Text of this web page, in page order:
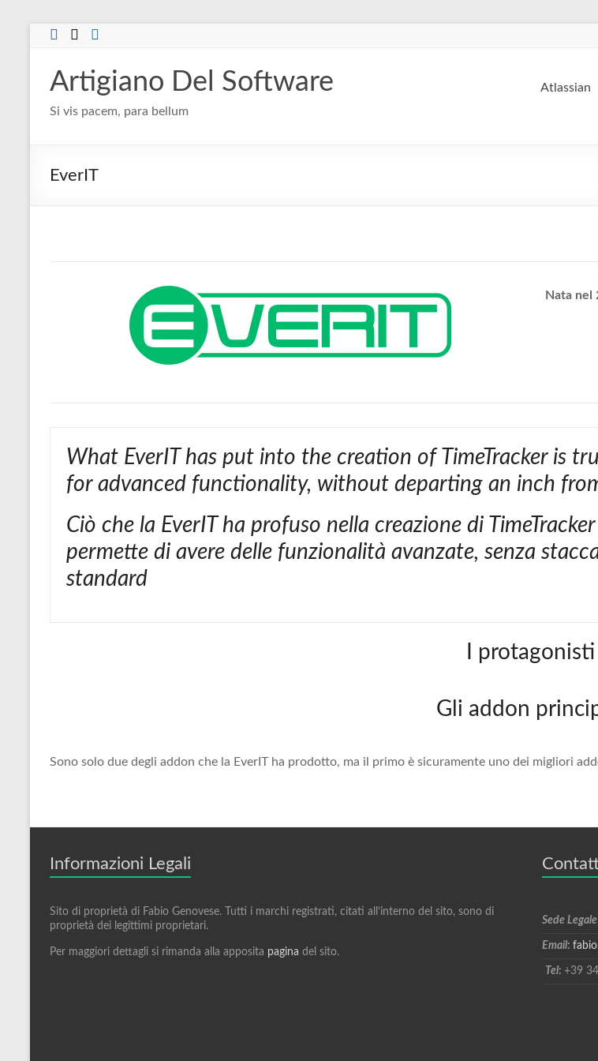
Salta
Artigiano Del Software
Si vis pacem, para bellum
Atlassian
EverIT
Nata nel
What EverIT has put into the creation of TimeTracker is
for advanced functionality, without departing an inch
Ciò che la EverIT ha profuso nella creazione di
permette di avere delle funzionalità avanzate, senza
standard
I protagonisti
Gli addon
Sono solo due degli addon che la EverIT ha prodotto, ma il primo è sicuramente uno dei migliori
Informazioni Legali
Sito di proprietà di Fabio Genovese. Tutti i marchi registrati, citati all’interno del sito, sono di
proprietà dei legittimi proprietari.
Per maggiori dettagli si rimanda alla apposita pagina del sito.
Sede
Email:
Tel: +39